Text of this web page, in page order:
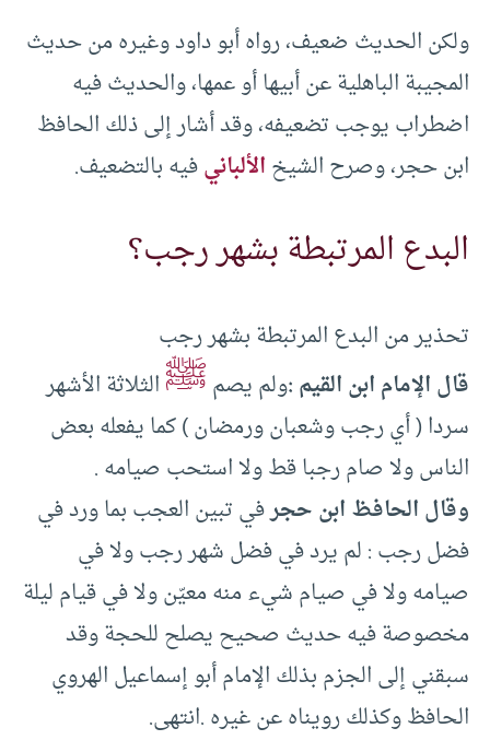
ولكن الحديث ضعيف، رواه أبو داود وغيره من حديث
المجيبة الباهلية عن أبيها أو عمها، والحديث فيه
اضطراب يوجب تضعيفه، وقد أشار إلى ذلك الحافظ
ابن حجر، وصرح الشيخالألبانيفيه بالتضعيف.
البدع المرتبطة بشهر رجب؟
تحذير من البدع المرتبطة بشهر رجب
قال الإمام ابن القيم :ولم يصمﷺالثلاثة الأشهر
سردا ( أي رجب وشعبان ورمضان ) كما يفعله بعض
الناس ولا صام رجبا قط ولا استحب صيامه .
وقال الحافظ ابن حجرفي تبين العجب بما ورد في
فضل رجب : لم يرد في فضل شهر رجب ولا في
صيامه ولا في صيام شيء منه معيّن ولا في قيام ليلة
مخصوصة فيه حديث صحيح يصلح للحجة وقد
سبقني إلى الجزم بذلك الإمام أبو إسماعيل الهروي
الحافظ وكذلك رويناه عن غيره .انتهى.